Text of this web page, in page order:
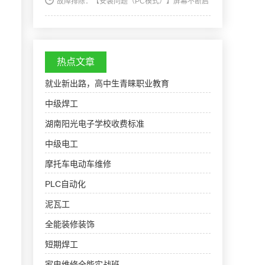
热点文章
就业新出路，高中生青睐职业教育
中级焊工
湖南阳光电子学校收费标准
中级电工
摩托车电动车维修
PLC自动化
泥瓦工
全能装修装饰
短期焊工